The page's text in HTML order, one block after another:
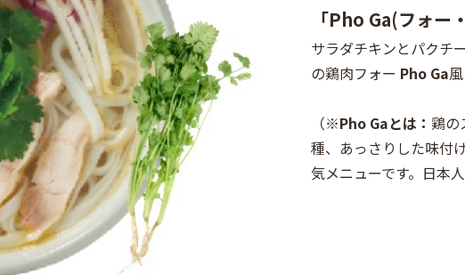
「Pho Ga(フォー
サラダチキンとパクチ
の鶏肉フォー Pho Ga
（※Pho Gaとは： 鶏の
種、あっさりした味付
気メニューです。日本